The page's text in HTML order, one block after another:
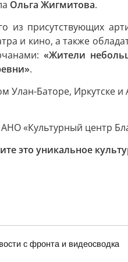
Ольга Жигмитова.
из присутствующих
и кино, а также
«Жители
.
Баторе, Иркутске
«Культурный центр
это уникальное
с фронта и видеосводка